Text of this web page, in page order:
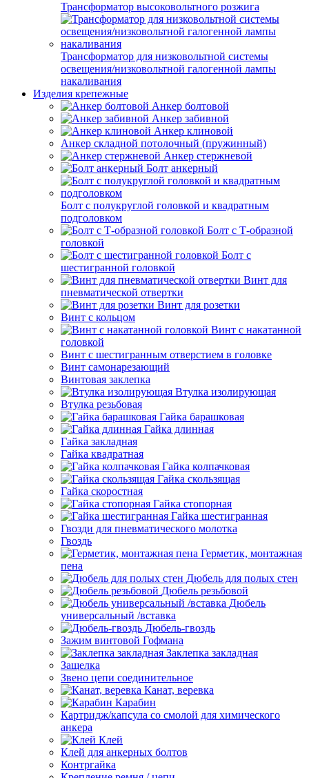
Трансформатор высоковольтного розжига
Трансформатор для низковольтной системы
освещения/низковольтной галогенной лампы
накаливания
Изделия крепежные
Анкер болтовой
Анкер забивной
Анкер клиновой
Анкер складной потолочный (пружинный)
Анкер стержневой
Болт анкерный
Болт с полукруглой головкой и квадратным
подголовком
Болт с Т-образной
головкой
Болт с
шестигранной головкой
Винт для
пневматической отвертки
Винт для розетки
Винт с кольцом
Винт с накатанной
головкой
Винт с шестигранным отверстием в головке
Винт самонарезающий
Винтовая заклепка
Втулка изолирующая
Втулка резьбовая
Гайка барашковая
Гайка длинная
Гайка закладная
Гайка квадратная
Гайка колпачковая
Гайка скользящая
Гайка скоростная
Гайка стопорная
Гайка шестигранная
Гвозди для пневматического молотка
Гвоздь
Герметик, монтажная
пена
Дюбель для полых стен
Дюбель резьбовой
Дюбель
универсальный /вставка
Дюбель-гвоздь
Зажим винтовой Гофмана
Заклепка закладная
Защелка
Звено цепи соединительное
Канат, веревка
Карабин
Картридж/капсула со смолой для химического
анкера
Клей
Клей для анкерных болтов
Контргайка